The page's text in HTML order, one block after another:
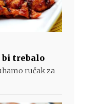
bi trebalo
ručak za